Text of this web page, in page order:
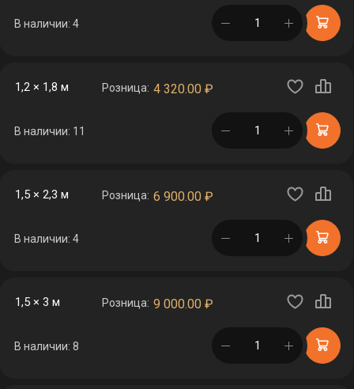
В наличии: 4 в корзине
1,2 × 1,8 м Розница: 4 320.00 ₽
В наличии: 11 в корзине
1,5 × 2,3 м Розница: 6 900.00 ₽
В наличии: 4 в корзине
1,5 × 3 м Розница: 9 000.00 ₽
В наличии: 8 в корзине